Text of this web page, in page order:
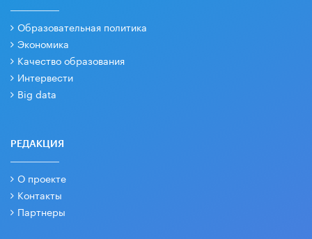
Образовательная политика
Экономика
Качество образования
Интервести
Big data
РЕДАКЦИЯ
О проекте
Контакты
Партнеры